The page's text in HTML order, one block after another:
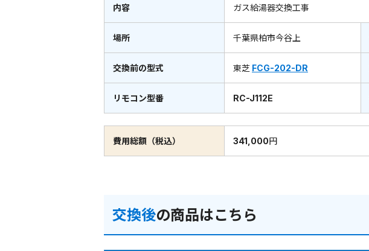
内容 ガス給湯器交換工事
場所 千葉県柏市今谷上
交換前の型式 東芝 FCG-202-DR
リモコン型番 RC-J112E
費用総額（税込） 341,000円
交換後の商品はこちら